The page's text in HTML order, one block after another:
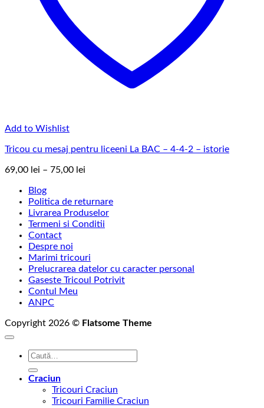
Add to Wishlist
Tricou cu mesaj pentru liceeni La BAC – 4-4-2 – istorie
69,00 lei – 75,00 lei
69,00 lei
până
la
Blog
Politica de returnare
Livrarea Produselor
Termeni si Conditii
Contact
Despre noi
Marimi tricouri
Prelucrarea datelor cu caracter personal
Gaseste Tricoul Potrivit
Contul Meu
ANPC
Copyright 2026 © Flatsome Theme
Caută
Craciun
Tricouri Craciun
Tricouri Familie Craciun